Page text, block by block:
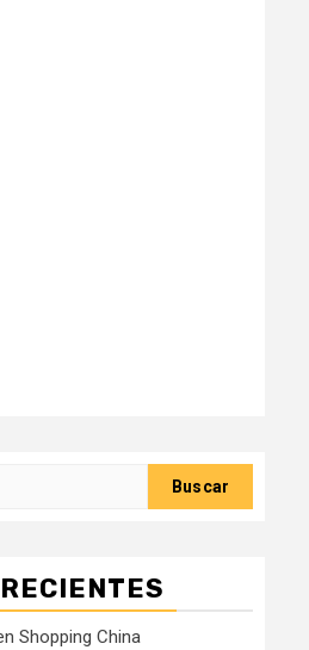
Shopping China